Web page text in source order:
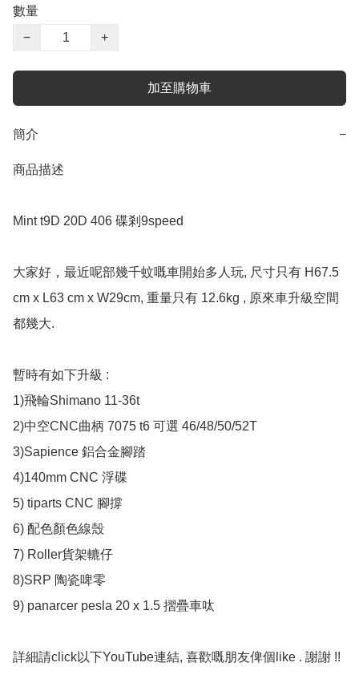
數量
−
+
加至購物車
簡介 −
商品描述
Mint t9D 20D 406 碟剎9speed
大家好，最近呢部幾千蚊嘅車開始多人玩, 尺寸只有 H67.5
cm x L63 cm x W29cm, 重量只有 12.6kg , 原來車升級空間
都幾大.
暫時有如下升級 :
1)飛輪Shimano 11-36t
2)中空CNC曲柄 7075 t6 可選 46/48/50/52T
3)Sapience 鋁合金腳踏
4)140mm CNC 浮碟
5) tiparts CNC 腳撐
6) 配色顏色線殼
7) Roller貨架轆仔
8)SRP 陶瓷啤零
9) panarcer pesla 20 x 1.5 摺疊車呔
詳細請click以下YouTube連結, 喜歡嘅朋友俾個like . 謝謝 !!